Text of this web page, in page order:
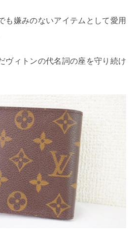
も嫌みのないアイテムとして愛用
ヴィトンの代名詞の座を守り続け